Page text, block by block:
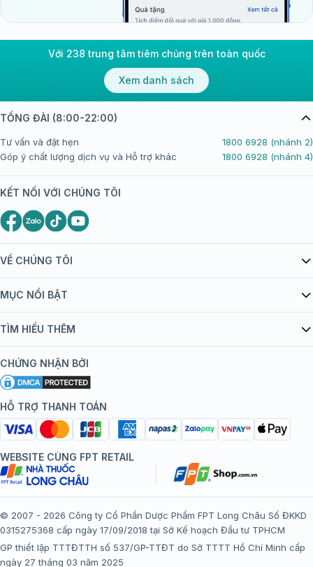
Với 238 trung tâm tiêm chủng trên toàn quốc
Xem danh sách
VỀ CHÚNG TÔI
Giới thiệu Tiêm Chủng FPT Long Châu
bán hàng
Chính sách nội dung
Chính sách bảo mật
Chính sách bảo mật dữ liệu cá nhân
Chính sách thanh toán
Chính sách đổi trả gói, mũi tiêm tại trung tâm tiêm chủng
FPT Long Châu
Thể lệ chương trình “Tích điểm nhận đặc quyền”
MỤC NỔI BẬT
Danh mục vắc xin
Đội ngũ bác sĩ, chuyên gia
Hệ thống trung tâm tiêm chủng
TÌM HIỂU THÊM
Khuyến mãi
Tôi nên tiêm gì?
Tiêm chủng đi nước ngoài
CHỨNG NHẬN BỞI
HỖ TRỢ THANH TOÁN
TỔNG ĐÀI (8:00-22:00)
Tư vấn và đặt hẹn
1800 6928 (nhánh 2)
Góp ý chất lượng dịch vụ và Hỗ trợ khác
1800 6928 (nhánh 4)
KẾT NỐI VỚI CHÚNG TÔI
WEBSITE CÙNG FPT RETAIL
© 2007 - 2026 Công ty Cổ Phần Dược Phẩm FPT Long Châu Số ĐKKD
0315275368 cấp ngày 17/09/2018 tại Sở Kế hoạch Đầu tư TPHCM
GP thiết lập TTTĐTTH số 537/GP-TTĐT do Sở TTTT Hồ Chí Minh cấp
ngày 27 tháng 03 năm 2025